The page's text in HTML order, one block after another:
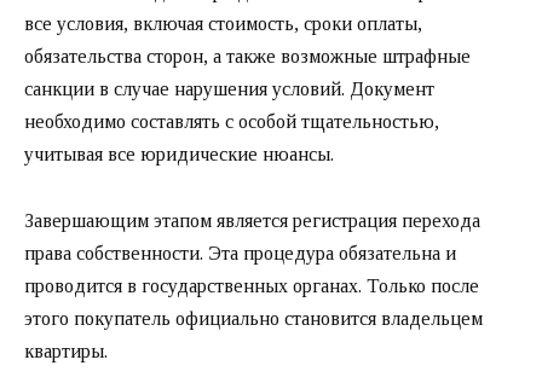
все условия, включая стоимость, сроки оплаты,
обязательства сторон, а также возможные штрафные
санкции в случае нарушения условий. Документ
необходимо составлять с особой тщательностью,
учитывая все юридические нюансы.
Завершающим этапом является регистрация перехода
права собственности. Эта процедура обязательна и
проводится в государственных органах. Только после
этого покупатель официально становится владельцем
квартиры.